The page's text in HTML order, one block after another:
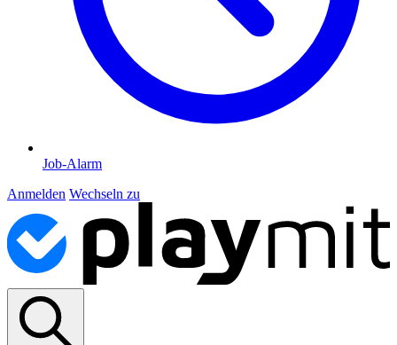
Job-Alarm
Anmelden Wechseln zu